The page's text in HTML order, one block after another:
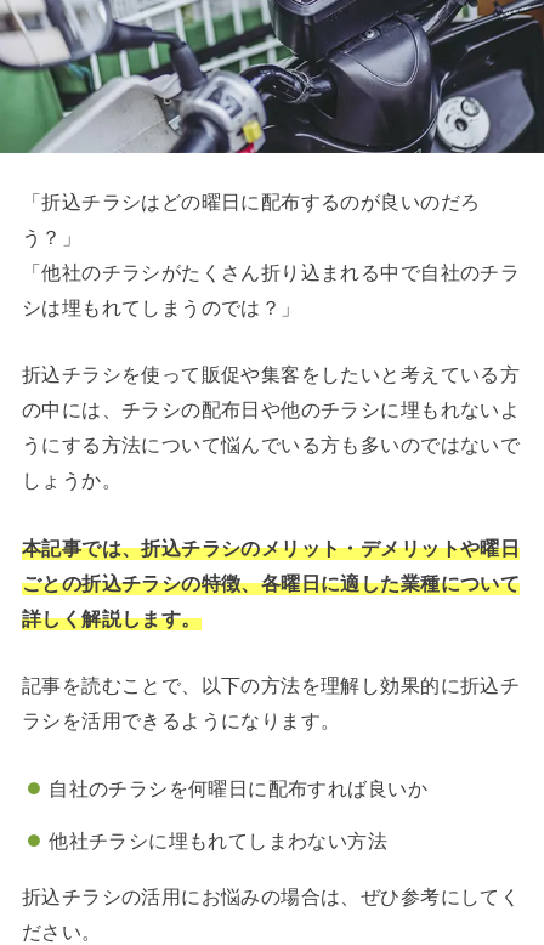
「折込チラシはどの曜日に配布するのが良いのだろ
う？」
「他社のチラシがたくさん折り込まれる中で自社のチラ
シは埋もれてしまうのでは？」
折込チラシを使って販促や集客をしたいと考えている方
の中には、チラシの配布日や他のチラシに埋もれないよ
うにする方法について悩んでいる方も多いのではないで
しょうか。
本記事では、折込チラシのメリット・デメリットや曜日
ごとの折込チラシの特徴、各曜日に適した業種について
詳しく解説します。
記事を読むことで、以下の方法を理解し効果的に折込チ
ラシを活用できるようになります。
自社のチラシを何曜日に配布すれば良いか
他社チラシに埋もれてしまわない方法
折込チラシの活用にお悩みの場合は、ぜひ参考にしてく
ださい。